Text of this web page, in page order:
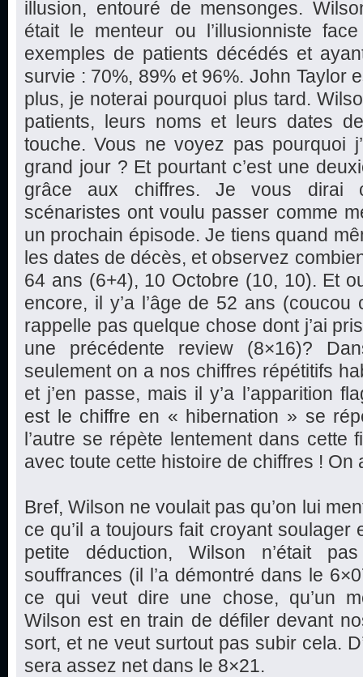
illusion, entouré de mensonges.
était le menteur ou l’illusionniste
exemples de patients décédés et
survie : 70%, 89% et 96%. John Taylor
plus, je noterai pourquoi plus tard.
patients, leurs noms et leurs dates
touche. Vous ne voyez pas pourquoi
grand jour ? Et pourtant c’est une
grâce aux chiffres. Je vous dirai
scénaristes ont voulu passer comme
un prochain épisode. Je tiens quand
les dates de décès, et observez
64 ans (6+4), 10 Octobre (10, 10). Et
encore, il y’a l’âge de 52 ans
rappelle pas quelque chose dont j’ai
une précédente review (8×16)?
seulement on a nos chiffres répétitifs
et j’en passe, mais il y’a l’apparition
est le chiffre en « hibernation » se
l’autre se répète lentement dans cette
avec toute cette histoire de chiffres !
Bref, Wilson ne voulait pas qu’on lui
ce qu’il a toujours fait croyant soulager
petite déduction, Wilson n’était
souffrances (il l’a démontré dans le
ce qui veut dire une chose, qu’un
Wilson est en train de défiler devant
sort, et ne veut surtout pas subir cela.
sera assez net dans le 8×21.